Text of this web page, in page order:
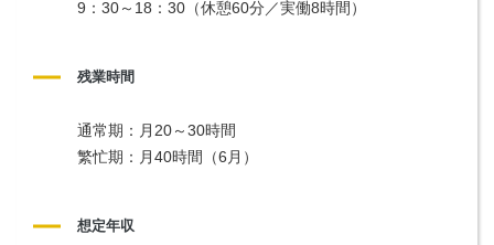
9：30～18：30（休憩60分／実働8時間）
残業時間
通常期：月20～30時間
繁忙期：月40時間（6月）
想定年収